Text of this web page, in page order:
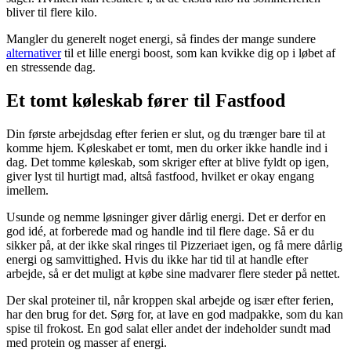
bliver til flere kilo.
Mangler du generelt noget energi, så findes der mange sundere
alternativertil et lille energi boost, som kan kvikke dig op i løbet af
en stressende dag.
Et tomt køleskab fører til Fastfood
Din første arbejdsdag efter ferien er slut, og du trænger bare til at
komme hjem. Køleskabet er tomt, men du orker ikke handle ind i
dag. Det tomme køleskab, som skriger efter at blive fyldt op igen,
giver lyst til hurtigt mad, altså fastfood, hvilket er okay engang
imellem.
Usunde og nemme løsninger giver dårlig energi. Det er derfor en
god idé, at forberede mad og handle ind til flere dage. Så er du
sikker på, at der ikke skal ringes til Pizzeriaet igen, og få mere dårlig
energi og samvittighed. Hvis du ikke har tid til at handle efter
arbejde, så er det muligt at købe sine madvarer flere steder på nettet.
Der skal proteiner til, når kroppen skal arbejde og især efter ferien,
har den brug for det. Sørg for, at lave en god madpakke, som du kan
spise til frokost. En god salat eller andet der indeholder sundt mad
med protein og masser af energi.